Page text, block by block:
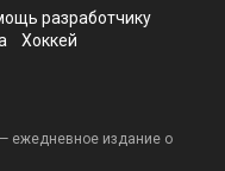
разработчику
Хоккей
ежедневное издание о